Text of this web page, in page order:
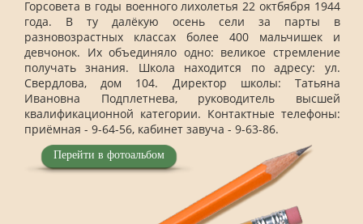
Горсовета в годы военного лихолетья 22 октбября 1944
года. В ту далёкую осень сели за парты в
разновозрастных классах более 400 мальчишек и
девчонок. Их объединяло одно: великое стремление
получать знания. Школа находится по адресу: ул.
Свердлова, дом 104. Директор школы: Татьяна
Ивановна Подплетнева, руководитель высшей
квалификационной категории. Контактные телефоны:
приёмная - 9-64-56, кабинет завуча - 9-63-86.
Перейти в фотоальбом